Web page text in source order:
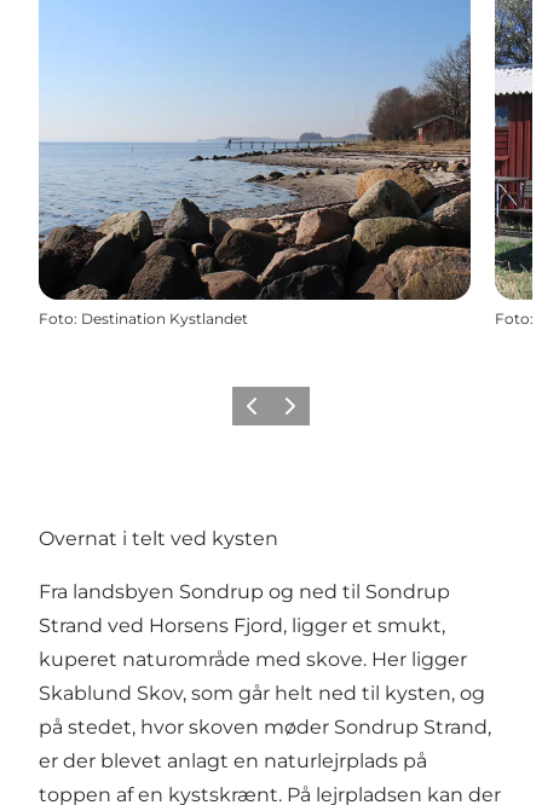
Foto: Destination Kystlandet Foto:
ForrigeNæste
Overnat i telt ved kysten
Fra landsbyen Sondrup og ned til Sondrup
Strand ved Horsens Fjord, ligger et smukt,
kuperet naturområde med skove. Her ligger
Skablund Skov, som går helt ned til kysten, og
på stedet, hvor skoven møder Sondrup Strand,
er der blevet anlagt en naturlejrplads på
toppen af en kystskrænt. På lejrpladsen kan der